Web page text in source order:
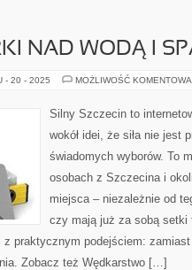
NAD WODĄ I
- 20 - 2025 MOŻLIWOŚĆ
Silny Szczecin to
wokół idei, że siła nie jest
świadomych wyborów. To
osobach z Szczecina i
miejsca – niezależnie od
czy mają już za sobą setki
praktycznym podejściem: zamiast
Zobacz też Wędkarstwo […]